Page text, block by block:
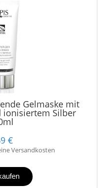
Gelmaske mit
ionisiertem Silber
€
Versandkosten